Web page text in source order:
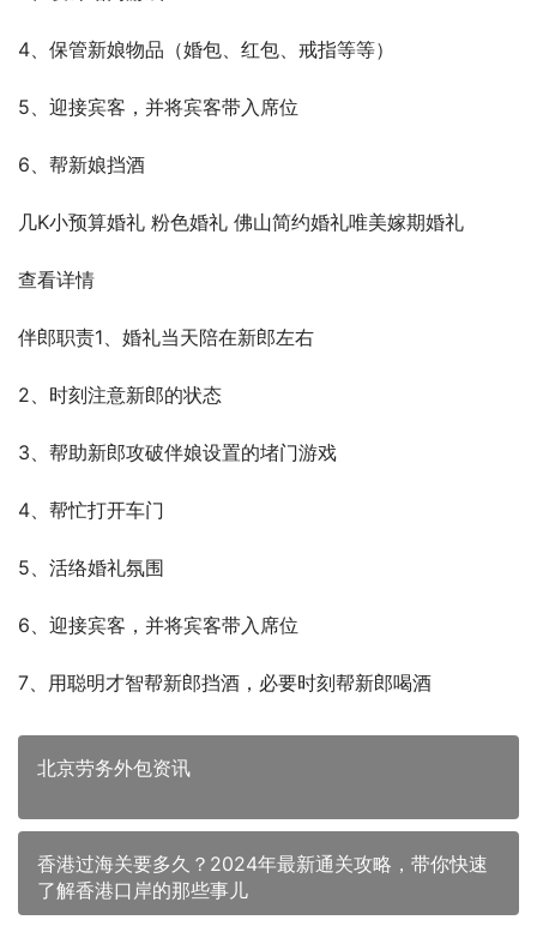
4、保管新娘物品（婚包、红包、戒指等等）
5、迎接宾客，并将宾客带入席位
6、帮新娘挡酒
几K小预算婚礼 粉色婚礼 佛山简约婚礼唯美嫁期婚礼
查看详情
伴郎职责1、婚礼当天陪在新郎左右
2、时刻注意新郎的状态
3、帮助新郎攻破伴娘设置的堵门游戏
4、帮忙打开车门
5、活络婚礼氛围
6、迎接宾客，并将宾客带入席位
7、用聪明才智帮新郎挡酒，必要时刻帮新郎喝酒
北京劳务外包资讯
香港过海关要多久？2024年最新通关攻略，带你快速
了解香港口岸的那些事儿